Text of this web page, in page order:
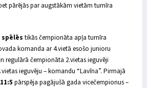
pārējās par augstākām vietām turnīra
tikās čempionāta apļa turnīra
komanda ar 4.vietā esošo junioru
regulārā čempionāta 2.vietas ieguvēji
ieguvēju – komandu “Lavīna”. Pirmajā
11:5 pārspēja pagājušā gada vicečempionus –